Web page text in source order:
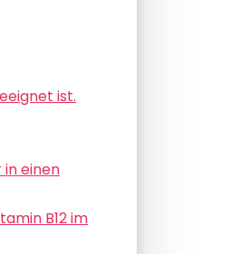
ist.
einen
B12 im